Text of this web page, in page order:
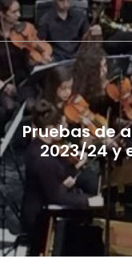
Skip
to
content
Pruebas de
2023/24 y